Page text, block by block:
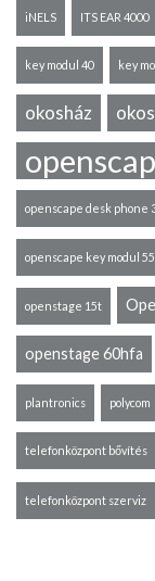
iNELS ITS EAR 4000
key modul 40 key
okosház
openscape desk phone
openscape key modul 55
openstage 15t
openstage 60hfa
plantronics polycom
telefonközpont bővítés
telefonközpont szerviz